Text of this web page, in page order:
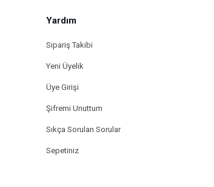
Yardım
Sipariş Takibi
Yeni Üyelik
Üye Girişi
Şifremi Unuttum
Sıkça Sorulan Sorular
Sepetiniz